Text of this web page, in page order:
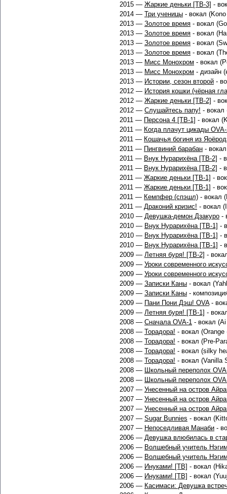
2015 — Жаркие деньки [ТВ-3] -
2014 — Три ученицы - вокал
2013 — Золотое время - вокал
2013 — Золотое время - вокал
2013 — Золотое время - вокал
2013 — Золотое время - вокал
2013 — Мисс Монохром - вокал
2013 — Мисс Монохром - дизайн
2013 — Истории, сезон второй -
2012 — История кошки (чёрная
2012 — Жаркие деньки [ТВ-2] -
2012 — Слушайтесь папу! - вокал
2011 — Персона 4 [ТВ-1] - вокал
2011 — Когда плачут цикады
2011 — Кошачья богиня из
2011 — Пингвиний барабан -
2011 — Внук Нурарихёна [ТВ-2] -
2011 — Внук Нурарихёна [ТВ-2] -
2011 — Жаркие деньки [ТВ-1] -
2011 — Жаркие деньки [ТВ-1] -
2011 — Кемпфер (спэшл) - вокал
2011 — Драконий кризис! - вокал
2010 — Девушка-демон Дзакуро -
2010 — Внук Нурарихёна [ТВ-1] -
2010 — Внук Нурарихёна [ТВ-1] -
2010 — Внук Нурарихёна [ТВ-1] -
2009 — Летняя буря! [ТВ-2] -
2009 — Уроки современного
2009 — Уроки современного
2009 — Записки Каны - вокал
2009 — Записки Каны -
2009 — Пани Пони Дэш! OVA-
2009 — Летняя буря! [ТВ-1] -
2008 — Сначала OVA-1 - вокал
2008 — Торадора! - вокал (Orange
2008 — Торадора! - вокал (Pre-
2008 — Торадора! - вокал (silky
2008 — Торадора! - вокал (Vanilla
2008 — Школьный переполох
2008 — Школьный переполох
2007 — Унесенный на остров
2007 — Унесенный на остров
2007 — Унесенный на остров
2007 — Sugar Bunnies - вокал
2007 — Непоседливая Манаби -
2006 — Девушка влюбилась в
2006 — Волшебный учитель
2006 — Волшебный учитель
2006 — Инуками! [ТВ] - вокал
2006 — Инуками! [ТВ] - вокал
2006 — Касимаси: Девушка